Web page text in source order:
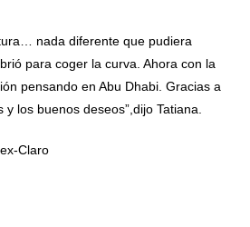
nada diferente que pudiera
para coger la curva. Ahora con la
pensando en Abu Dhabi. Gracias a
los buenos deseos”,dijo Tatiana.
Claro